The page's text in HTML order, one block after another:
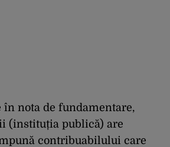
în nota de fundamentare,
(instituția publică) are
contribuabilului care